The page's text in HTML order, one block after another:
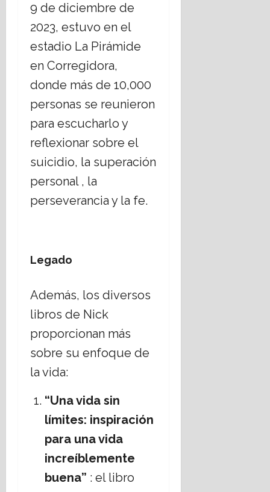
9 de diciembre de
2023, estuvo en el
estadio La Pirámide
en Corregidora,
donde más de 10,000
personas se reunieron
para escucharlo y
reflexionar sobre el
suicidio, la superación
personal , la
perseverancia y la fe.
Legado
Además, los diversos
libros de Nick
proporcionan más
sobre su enfoque de
la vida:
“Una vida sin
límites: inspiración
para una vida
increíblemente
buena” : el libro